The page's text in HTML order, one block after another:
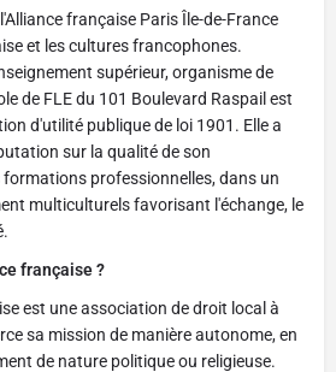
française Paris Île-de-France
et les cultures francophones.
supérieur, organisme de
de FLE du 101 Boulevard Raspail est
d'utilité publique de loi 1901. Elle a
sur la qualité de son
formations professionnelles, dans un
multiculturels favorisant l'échange, le
française ?
est une association de droit local à
sa mission de manière autonome, en
de nature politique ou religieuse.